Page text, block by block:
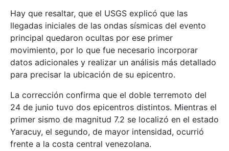
Hay que resaltar, que el USGS explicó que las
llegadas iniciales de las ondas sísmicas del evento
principal quedaron ocultas por ese primer
movimiento, por lo que fue necesario incorporar
datos adicionales y realizar un análisis más detallado
para precisar la ubicación de su epicentro.
La corrección confirma que el doble terremoto del
24 de junio tuvo dos epicentros distintos. Mientras el
primer sismo de magnitud 7.2 se localizó en el estado
Yaracuy, el segundo, de mayor intensidad, ocurrió
frente a la costa central venezolana.